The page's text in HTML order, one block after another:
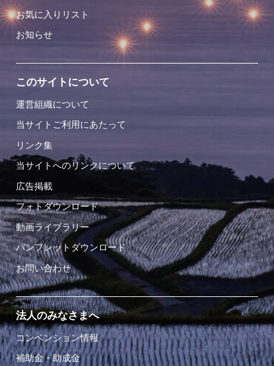
お気に入りリスト
お知らせ
このサイトについて
運営組織について
当サイトご利用にあたって
リンク集
当サイトへのリンクについて
広告掲載
フォトダウンロード
動画ライブラリー
パンフレットダウンロード
お問い合わせ
法人のみなさまへ
コンベンション情報
補助金・助成金